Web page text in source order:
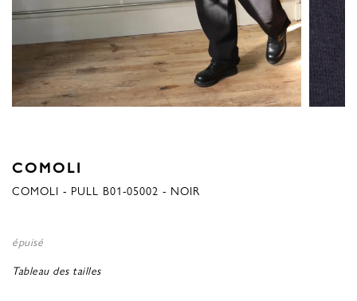
COMOLI
COMOLI - PULL B01-05002 - NOIR
épuisé
Tableau des tailles